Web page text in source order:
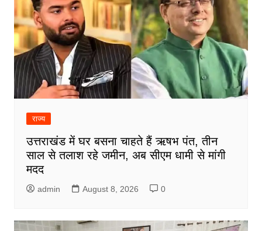
राज्य
उत्तराखंड में घर बसना चाहते हैं ऋषभ पंत, तीन
साल से तलाश रहे जमीन, अब सीएम धामी से मांगी
मदद
admin August 8, 2026 0